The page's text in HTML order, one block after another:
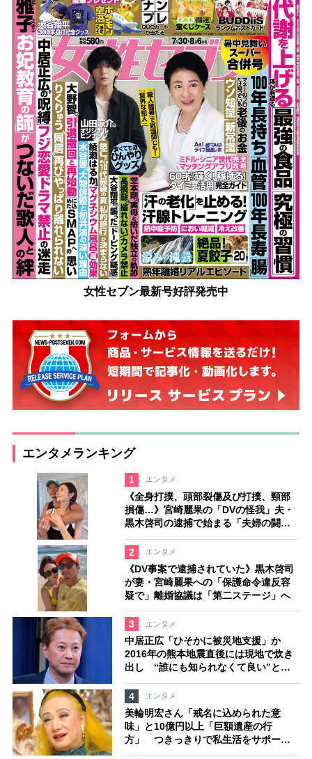
女性セブン最新号好評発売中
エンタメランキング
1 エンタメ
《全身打撲、頭部裂傷及び打撲、頸部
損傷…》宮崎麗果の「DVの怪我」夫・
黒木啓司の逮捕で始まる「夫婦の闘
2
エンタメ
《DV事案で逮捕されていた》黒木啓司
が妻・宮崎麗果への「保護命令違反容
疑で」離婚協議は「第二ステージ」へ
3 エンタメ
中居正広「ひそかに被災地支援」か
2016年の熊本地震直後には現地で炊き
出し “誰にも知られなくて良い”と、
4
エンタメ
美輪明宏さん「戒名に込められた意
味」と10億円以上「巨額遺産の行
方」 つきっきりで私生活をサポート
していた元俳優が相続か